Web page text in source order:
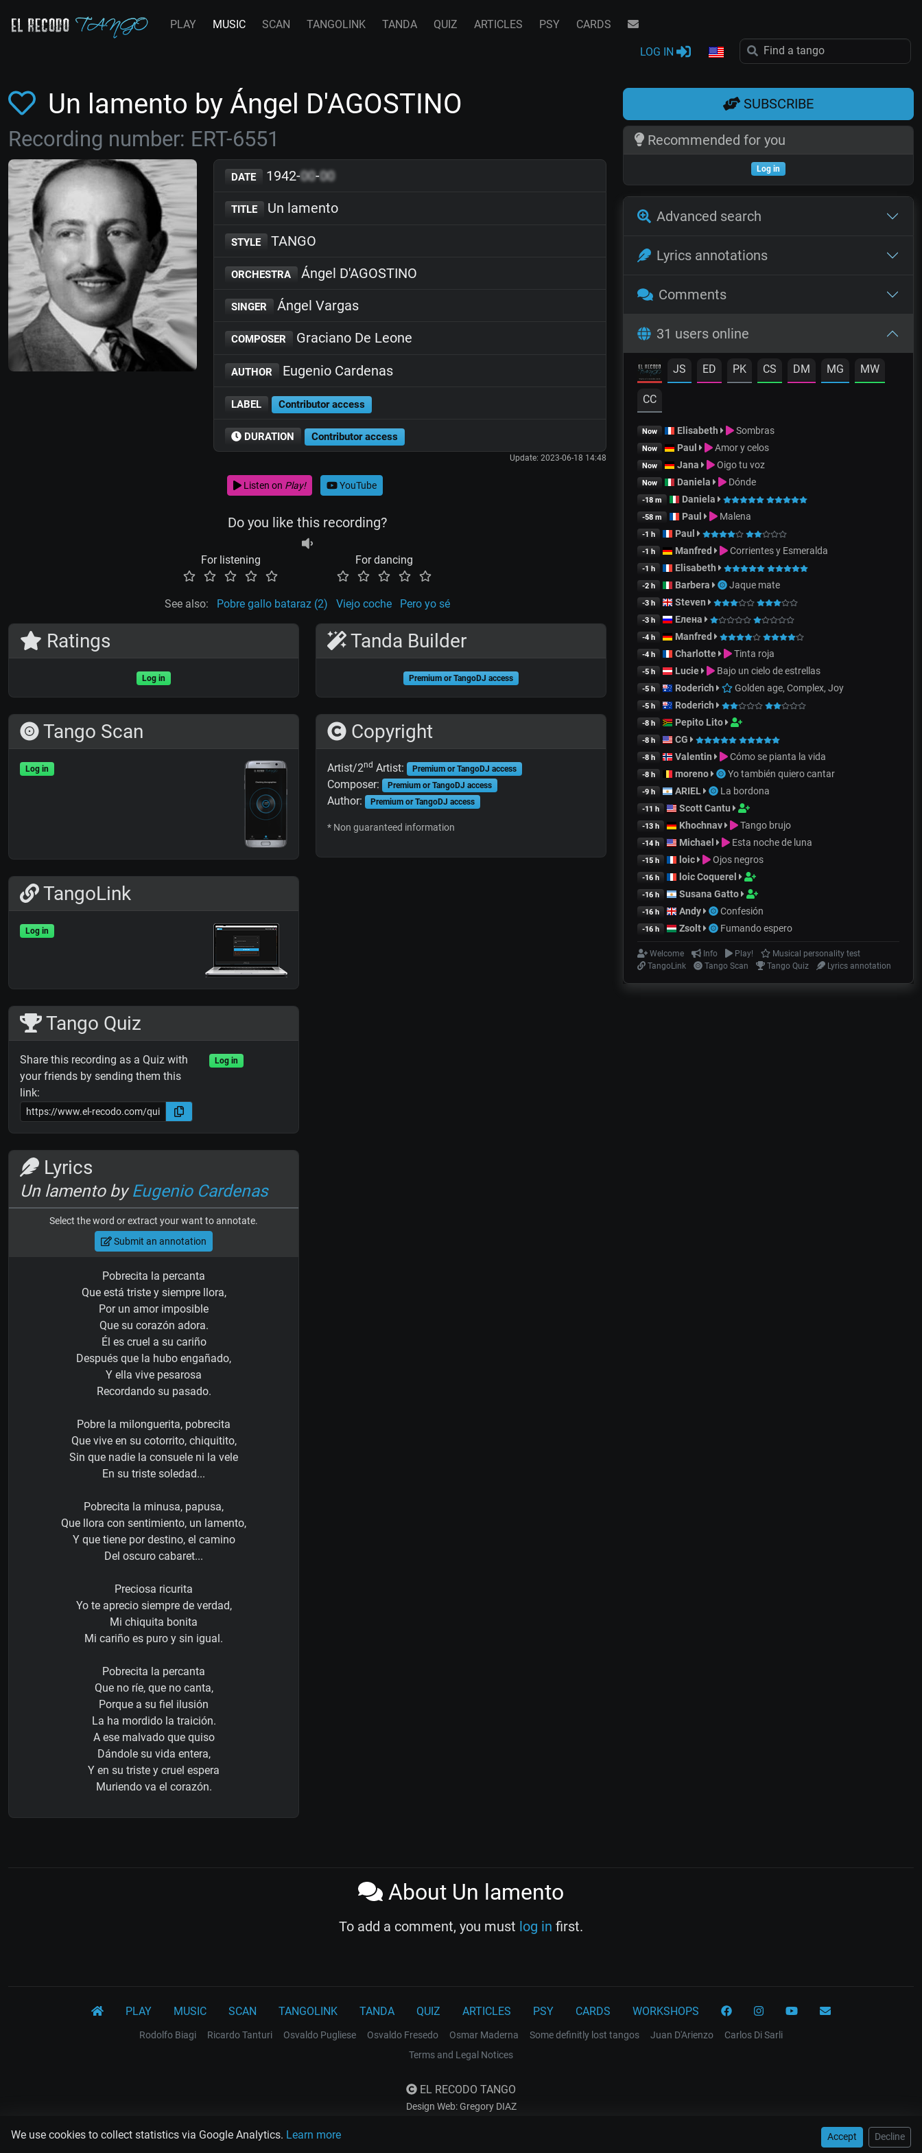
We use cookies to collect statistics via Google Analytics. Learn more Accept Decline
PLAY MUSIC SCAN TANGOLINK TANDA QUIZ ARTICLES PSY CARDS
LOG IN
Un lamento by Ángel D'AGOSTINO
Recording number: ERT-6551
DATE 1942-00-00
TITLE Un lamento
STYLE TANGO
ORCHESTRA Ángel D'AGOSTINO
SINGER Ángel Vargas
COMPOSER Graciano De Leone
AUTHOR Eugenio Cardenas
LABEL Contributor access
DURATION Contributor access
Update: 2023-06-18 14:48
Listen on Play! YouTube
Do you like this recording?
For listening For dancing
See also: Pobre gallo bataraz (2) Viejo coche Pero yo sé
Ratings
Log in
Tango Scan
Log in
TangoLink
Log in
Tango Quiz
Share this recording as a Quiz with
your friends by sending them this
link:
Log in
Lyrics
Un lamento byEugenio Cardenas
Select the word or extract your want to annotate.
Submit an annotation
Pobrecita la percanta
Que está triste y siempre llora,
Por un amor imposible
Que su corazón adora.
Él es cruel a su cariño
Después que la hubo engañado,
Y ella vive pesarosa
Recordando su pasado.
Pobre la milonguerita, pobrecita
Que vive en su cotorrito, chiquitito,
Sin que nadie la consuele ni la vele
En su triste soledad...
Pobrecita la minusa, papusa,
Que llora con sentimiento, un lamento,
Y que tiene por destino, el camino
Del oscuro cabaret...
Preciosa ricurita
Yo te aprecio siempre de verdad,
Mi chiquita bonita
Mi cariño es puro y sin igual.
Pobrecita la percanta
Que no ríe, que no canta,
Porque a su fiel ilusión
La ha mordido la traición.
A ese malvado que quiso
Dándole su vida entera,
Y en su triste y cruel espera
Muriendo va el corazón.
Tanda Builder
Premium or TangoDJ access
Copyright
Artist/2nd Artist: Premium or TangoDJ access
Composer: Premium or TangoDJ access
Author: Premium or TangoDJ access
* Non guaranteed information
SUBSCRIBE
Recommended for you
Log in
Advanced search
Lyrics annotations
Comments
31 users online
JS ED PK CS DM MG MW
CC
Now Elisabeth Sombras
Now Paul Amor y celos
Now Jana Oigo tu voz
Now Daniela Dónde
-18 m Daniela
-58 m Paul Malena
-1 h Paul
-1 h Manfred Corrientes y Esmeralda
-1 h Elisabeth
-2 h Barbera Jaque mate
-3 h Steven
-3 h Елена
-4 h Manfred
-4 h Charlotte Tinta roja
-5 h Lucie Bajo un cielo de estrellas
-5 h Roderich Golden age, Complex, Joy
-5 h Roderich
-8 h Pepito Lito
-8 h CG
-8 h Valentin Cómo se pianta la vida
-8 h moreno Yo también quiero cantar
-9 h ARIEL La bordona
-11 h Scott Cantu
-13 h Khochnav Tango brujo
-14 h Michael Esta noche de luna
-15 h loic Ojos negros
-16 h loic Coquerel
-16 h Susana Gatto
-16 h Andy Confesión
-16 h Zsolt Fumando espero
Welcome Info Play!
Musical personality test
TangoLink
Tango Scan Tango Quiz Lyrics annotation
About Un lamento
To add a comment, you must log in first.
PLAY MUSIC SCAN TANGOLINK TANDA QUIZ ARTICLES PSY CARDS WORKSHOPS
Rodolfo Biagi Ricardo Tanturi Osvaldo Pugliese Osvaldo Fresedo Osmar Maderna Some definitly lost tangos Juan D'Arienzo
Carlos Di Sarli
Terms and Legal Notices
EL RECODO TANGO
Design Web: Gregory DIAZ